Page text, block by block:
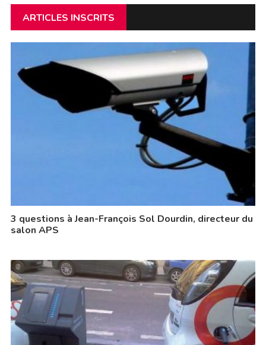
ARTICLES INSCRITS
3 questions à Jean-François Sol Dourdin, directeur du
salon APS